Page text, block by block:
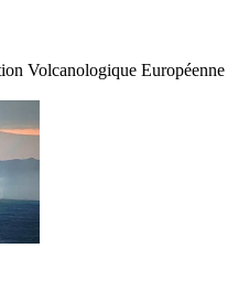
Volcanologique Européenne